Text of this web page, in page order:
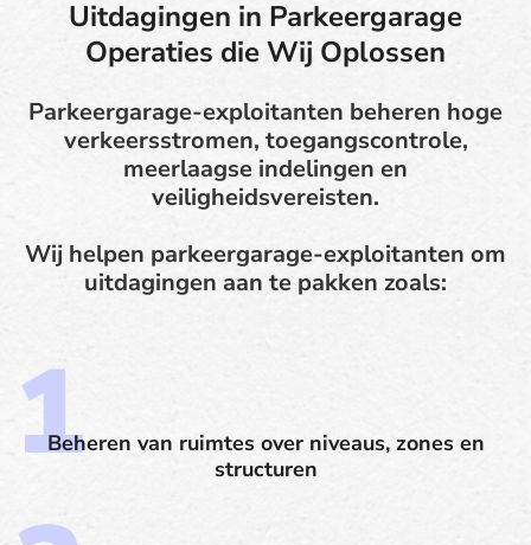
Uitdagingen in Parkeergarage
Operaties die Wij Oplossen
Parkeergarage-exploitanten beheren hoge
verkeersstromen, toegangscontrole,
meerlaagse indelingen en
veiligheidsvereisten.
Wij helpen parkeergarage-exploitanten om
uitdagingen aan te pakken zoals:
Beheren van ruimtes over niveaus, zones en
structuren